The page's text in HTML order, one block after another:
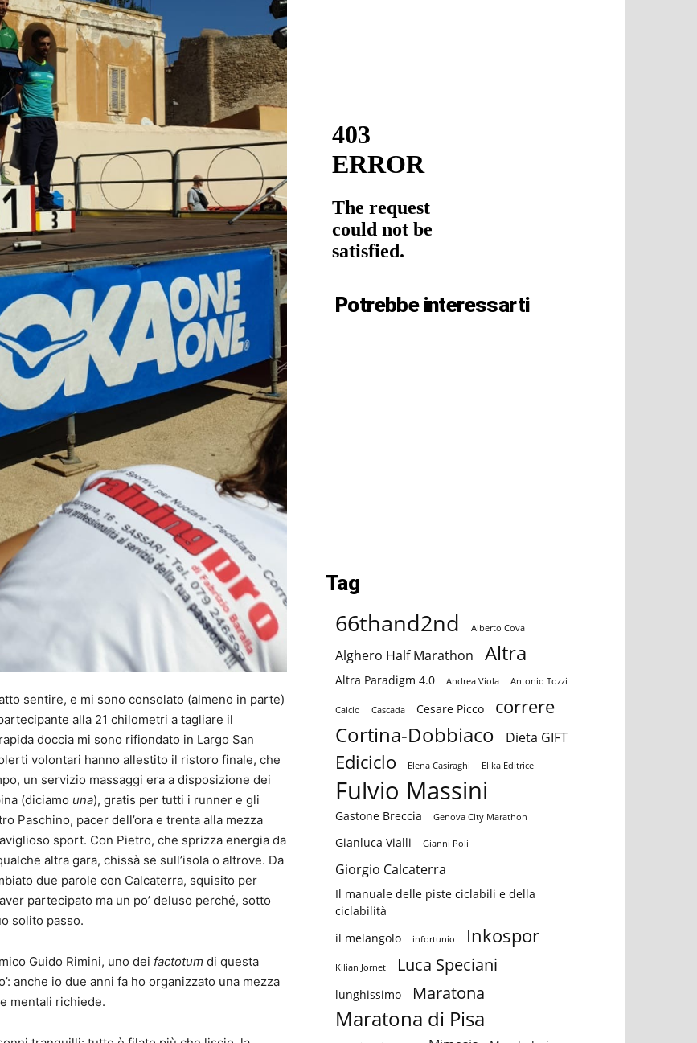
sentire, e mi sono consolato (almeno in parte)
alla 21 chilometri a tagliare il
doccia mi sono rifiondato in Largo San
volontari hanno allestito il ristoro finale, che
un servizio massaggi era a disposizione dei
(diciamo una), gratis per tutti i runner e gli
Paschino, pacer dell’ora e trenta alla mezza
sport. Con Pietro, che sprizza energia da
altra gara, chissà se sull’isola o altrove. Da
due parole con Calcaterra, squisito per
partecipato ma un po’ deluso perché, sotto
solito passo.
Guido Rimini, uno dei factotum di questa
anche io due anni fa ho organizzato una mezza
mentali richiede.
Potrebbe interessarti
Tag
66thand2nd Alberto Cova
Alghero Half Marathon Altra
Altra Paradigm 4.0 Andrea Viola Antonio Tozzi
Calcio Cascada Cesare Picco correre
Cortina-Dobbiaco Dieta GIFT
Ediciclo Elena Casiraghi Elika Editrice
Fulvio Massini
Gastone Breccia Genova City Marathon
Gianluca Vialli Gianni Poli
Giorgio Calcaterra
Il manuale delle piste ciclabili e della
ciclabilità
il melangolo
infortunio Inkospor
Kilian Jornet Luca Speciani
lunghissimo Maratona
Maratona di Pisa